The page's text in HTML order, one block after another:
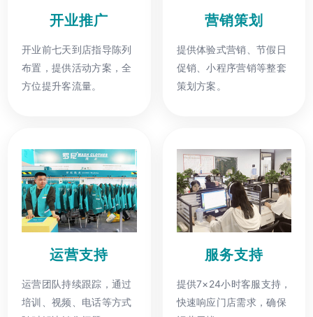
开业推广
开业前七天到店指导陈列
布置，提供活动方案，全
方位提升客流量。
营销策划
提供体验式营销、节假日
促销、小程序营销等整套
策划方案。
运营支持
运营团队持续跟踪，通过
培训、视频、电话等方式
服务支持
提供7×24小时客服支持，
快速响应门店需求，确保